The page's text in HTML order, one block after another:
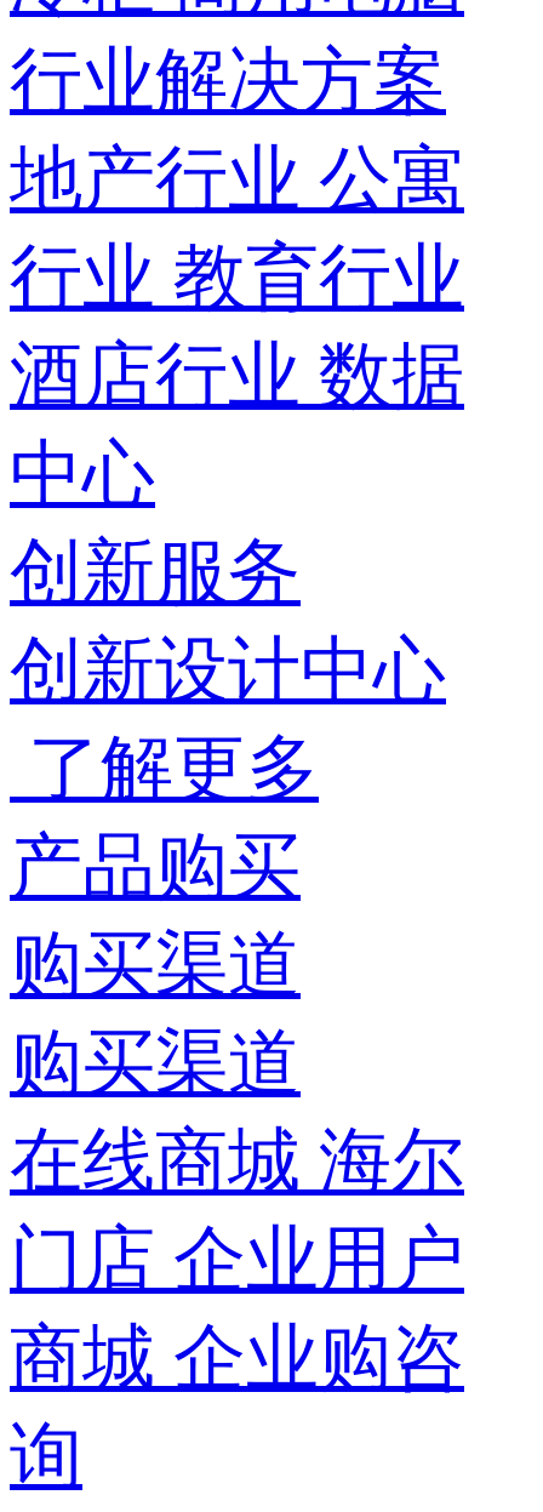
行业解决方案
地产行业 公寓
行业 教育行业
酒店行业 数据
中心
创新服务
创新设计中心
了解更多
产品购买
购买渠道
购买渠道
在线商城 海尔
门店 企业用户
商城 企业购咨
询